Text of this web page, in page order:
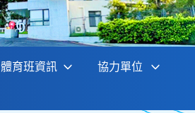
體育班資訊 協力單位